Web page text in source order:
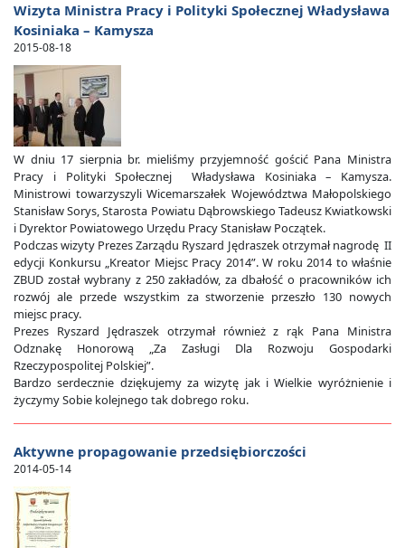
Wizyta Ministra Pracy i Polityki Społecznej Władysława
Kosiniaka – Kamysza
2015-08-18
W dniu 17 sierpnia br. mieliśmy przyjemność gościć Pana Ministra
Pracy i Polityki Społecznej Władysława Kosiniaka – Kamysza.
Ministrowi towarzyszyli Wicemarszałek Województwa Małopolskiego
Stanisław Sorys, Starosta Powiatu Dąbrowskiego Tadeusz Kwiatkowski
i Dyrektor Powiatowego Urzędu Pracy Stanisław Początek.
Podczas wizyty Prezes Zarządu Ryszard Jędraszek otrzymał nagrodę II
edycji Konkursu „Kreator Miejsc Pracy 2014”. W roku 2014 to właśnie
ZBUD został wybrany z 250 zakładów, za dbałość o pracowników ich
rozwój ale przede wszystkim za stworzenie przeszło 130 nowych
miejsc pracy.
Prezes Ryszard Jędraszek otrzymał również z rąk Pana Ministra
Odznakę Honorową „Za Zasługi Dla Rozwoju Gospodarki
Rzeczypospolitej Polskiej”.
Bardzo serdecznie dziękujemy za wizytę jak i Wielkie wyróżnienie i
życzymy Sobie kolejnego tak dobrego roku.
Aktywne propagowanie przedsiębiorczości
2014-05-14